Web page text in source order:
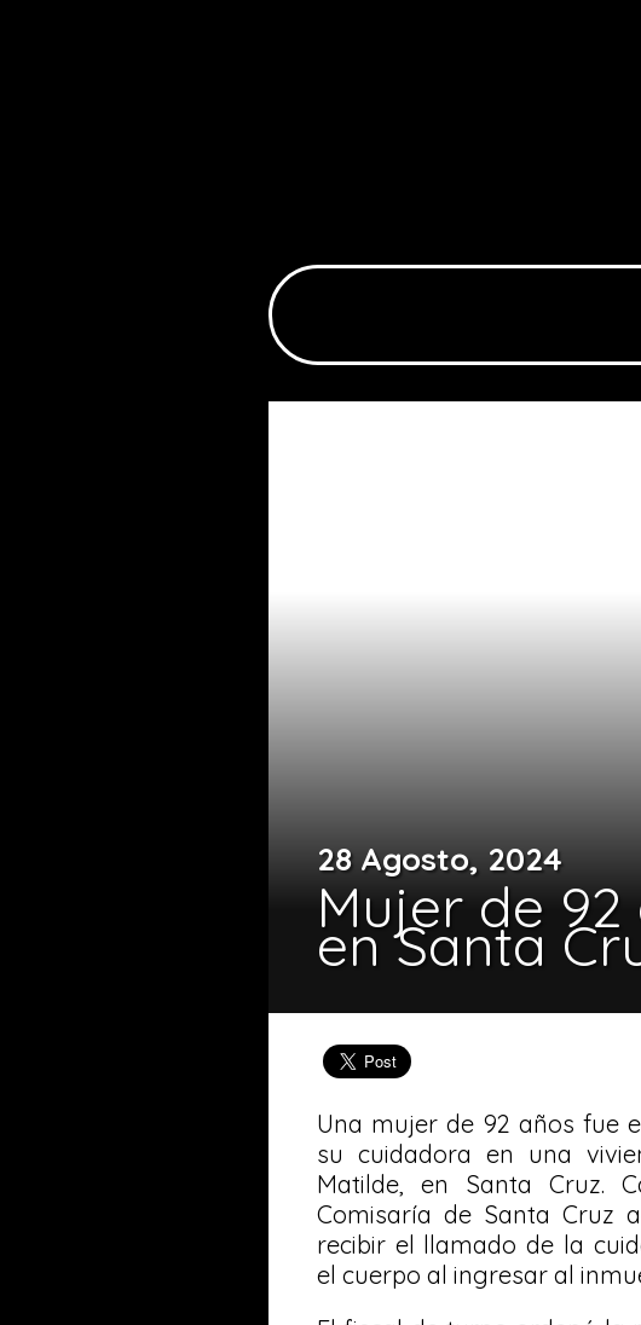
28 Agosto, 2024
Mujer de
en Santa
Una mujer de 92 años fue
su cuidadora en una
Matilde, en Santa Cruz.
Comisaría de Santa Cruz
recibir el llamado de la
el cuerpo al ingresar al